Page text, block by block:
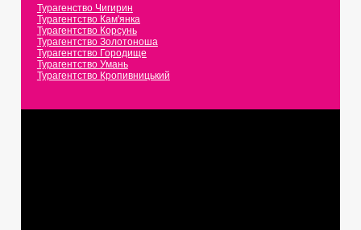
Турагенство Чигирин
Турагентство Кам'янка
Турагентство Корсунь
Турагентство Золотоноша
Турагентство Городище
Турагентство Умань
Турагентство Кропивницький